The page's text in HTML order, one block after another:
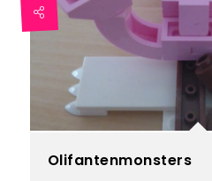
Olifantenmonsters